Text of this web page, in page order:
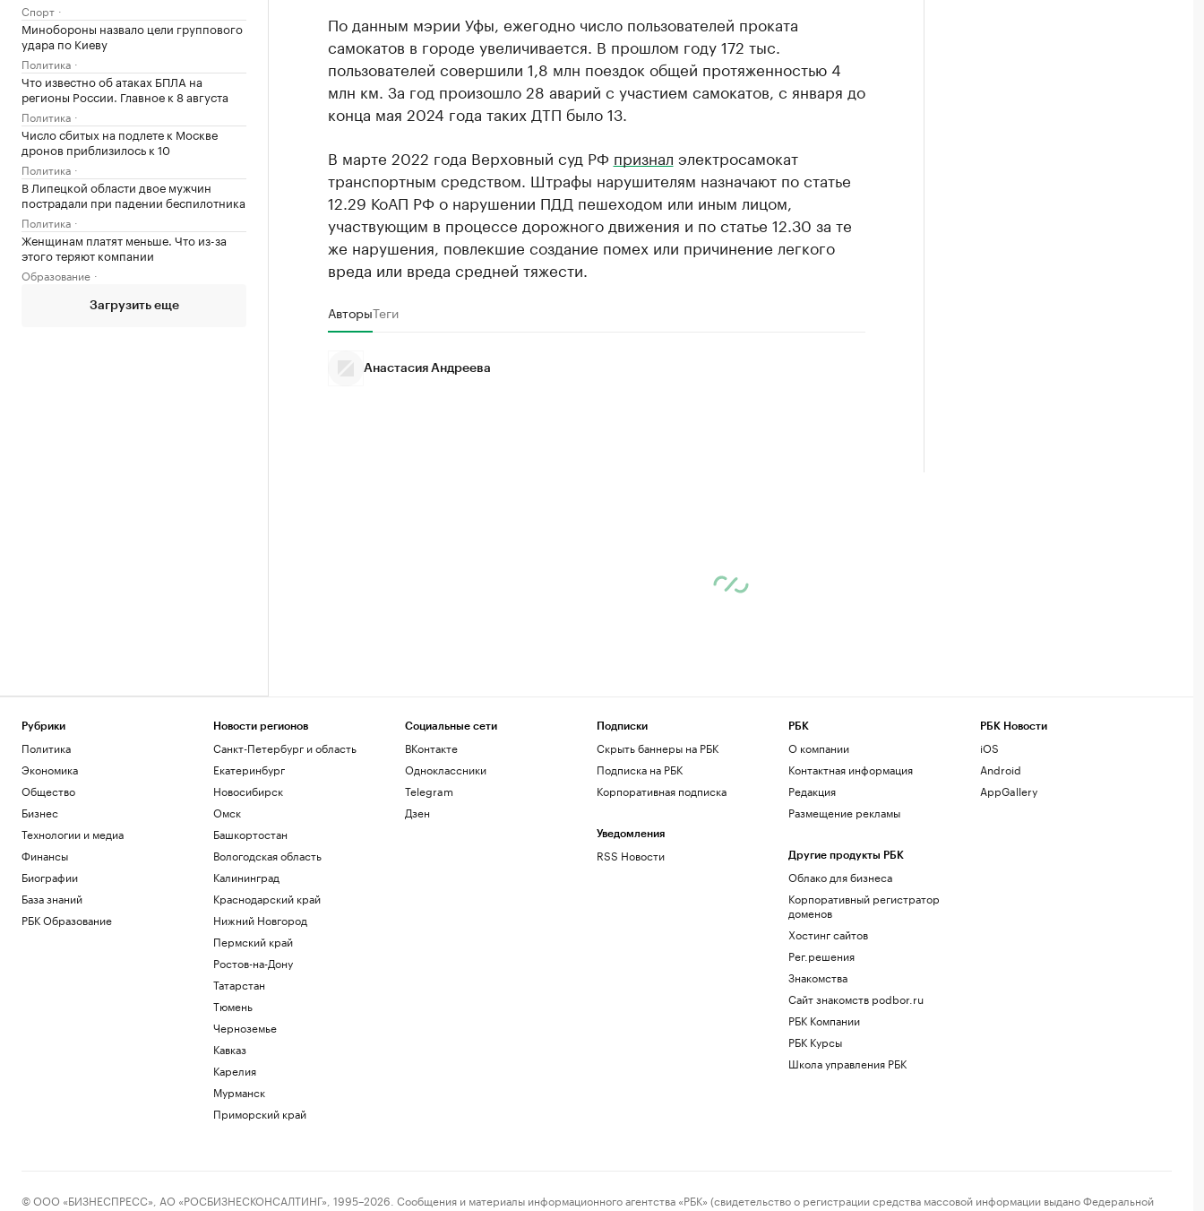
Спорт
Минобороны назвало цели группового
удара по Киеву
Политика
Что известно об атаках БПЛА на
регионы России. Главное к 8 августа
Политика
Число сбитых на подлете к Москве
дронов приблизилось к 10
Политика
В Липецкой области двое мужчин
пострадали при падении беспилотника
Политика
Женщинам платят меньше. Что из-за
этого теряют компании
Образование
Загрузить еще
По данным мэрии Уфы, ежегодно число пользователей проката
самокатов в городе увеличивается. В прошлом году 172 тыс.
пользователей совершили 1,8 млн поездок общей протяженностью 4
млн км. За год произошло 28 аварий с участием самокатов, с января до
конца мая 2024 года таких ДТП было 13.
В марте 2022 года Верховный суд РФ признал электросамокат
транспортным средством. Штрафы нарушителям назначают по статье
12.29 КоАП РФ о нарушении ПДД пешеходом или иным лицом,
участвующим в процессе дорожного движения и по статье 12.30 за те
же нарушения, повлекшие создание помех или причинение легкого
вреда или вреда средней тяжести.
АвторыТеги
Анастасия Андреева
Рубрики
Политика
Экономика
Общество
Бизнес
Технологии и медиа
Финансы
Биографии
База знаний
РБК Образование
Новости регионов
Санкт-Петербург и область
Екатеринбург
Новосибирск
Омск
Башкортостан
Вологодская область
Калининград
Краснодарский край
Нижний Новгород
Пермский край
Ростов-на-Дону
Татарстан
Тюмень
Черноземье
Кавказ
Карелия
Мурманск
Приморский край
Социальные сети
ВКонтакте
Одноклассники
Telegram
Дзен
Подписки
Скрыть баннеры на РБК
Подписка на РБК
Корпоративная подписка
Уведомления
RSS Новости
РБК
О компании
Контактная информация
Редакция
Размещение рекламы
Другие продукты РБК
Облако для бизнеса
Корпоративный регистратор
доменов
Хостинг сайтов
Рег.решения
Знакомства
Сайт знакомств podbor.ru
РБК Компании
РБК Курсы
Школа управления РБК
РБК Новости
iOS
Android
AppGallery
© ООО «БИЗНЕСПРЕСС», АО «РОСБИЗНЕСКОНСАЛТИНГ», 1995–2026. Сообщения и материалы информационного агентства «РБК» (свидетельство о регистрации средства массовой информации выдано Федеральной